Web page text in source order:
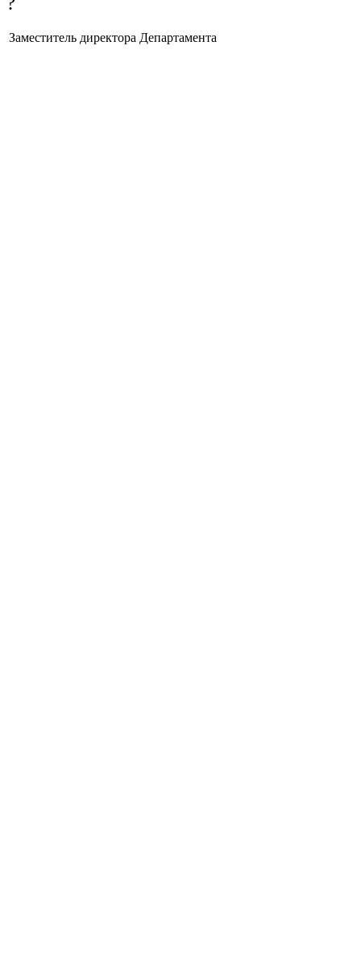
Заместитель директора Департамента